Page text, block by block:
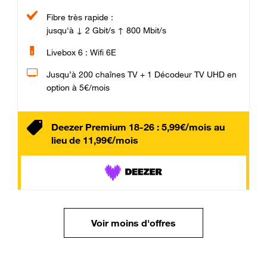
Fibre très rapide :
jusqu'à ↓ 2 Gbit/s ↑ 800 Mbit/s
Livebox 6 : Wifi 6E
Jusqu’à 200 chaînes TV + 1 Décodeur TV UHD en
option à 5€/mois
Deezer Premium 18-26 : 5,99€/mois au
lieu de 11,99€/mois
Voir moins d'offres